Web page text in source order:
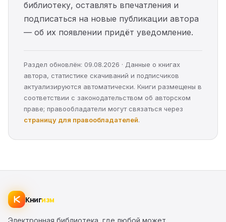
библиотеку, оставлять впечатления и
подписаться на новые публикации автора
— об их появлении придёт уведомление.
Раздел обновлён: 09.08.2026 · Данные о книгах
автора, статистике скачиваний и подписчиков
актуализируются автоматически. Книги размещены в
соответствии с законодательством об авторском
праве; правообладатели могут связаться через
страницу для правообладателей.
Книгизм
Электронная библиотека, где любой может